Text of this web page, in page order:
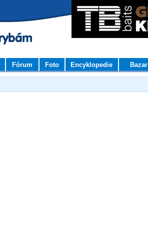
Fórum Foto Encyklopedie Bazar